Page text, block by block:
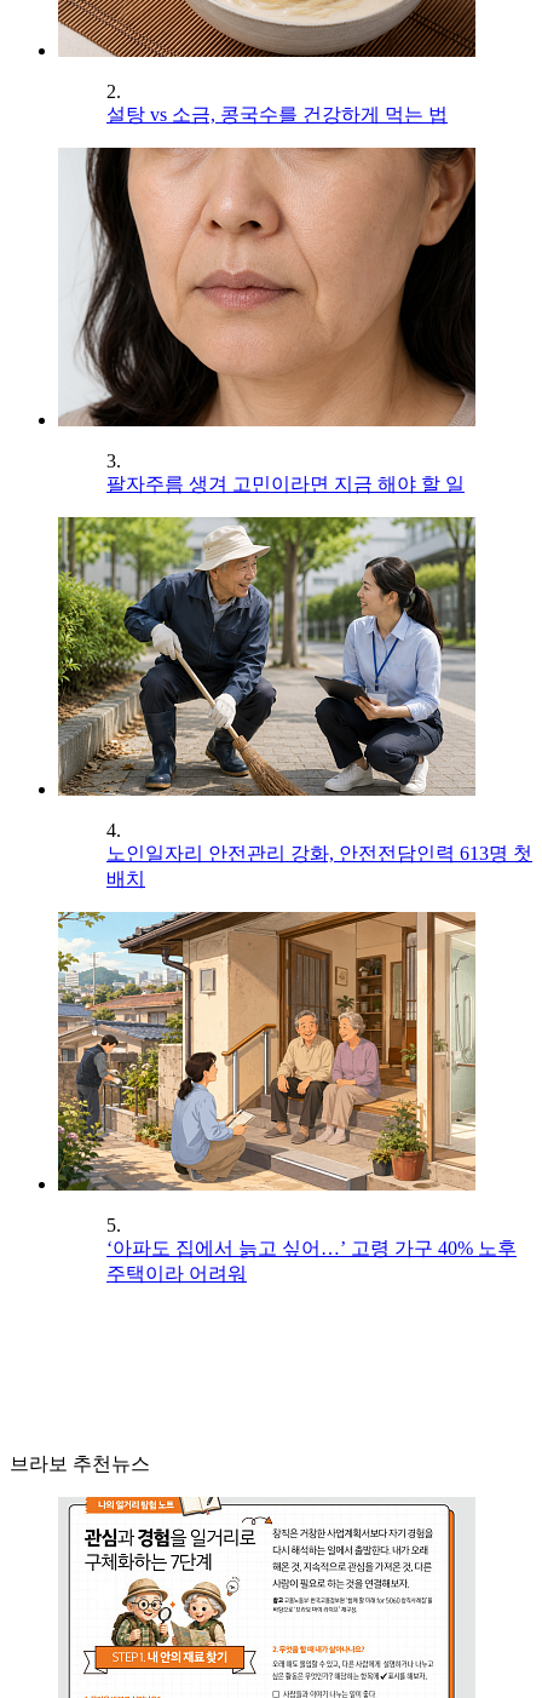
2.
설탕 vs 소금, 콩국수를 건강하게 먹는 법
3.
팔자주름 생겨 고민이라면 지금 해야 할 일
4.
노인일자리 안전관리 강화, 안전전담인력 613명 첫
배치
5.
‘아파도 집에서 늙고 싶어…’ 고령 가구 40% 노후
주택이라 어려워
브라보 추천뉴스